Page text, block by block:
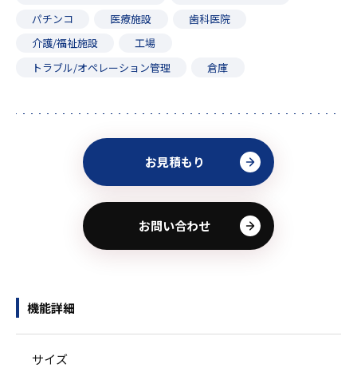
パチンコ
医療施設
歯科医院
介護/福祉施設
工場
トラブル/オペレーション管理
倉庫
お見積もり
お問い合わせ
機能詳細
サイズ